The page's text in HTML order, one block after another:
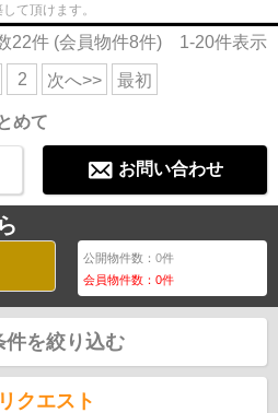
て頂けます。
22件 (会員物件8件) 1-20件表示
2 次へ>> 最初
めて
お問い合わせ
公開物件数：0件
会員物件数：0件
件を絞り込む
クエスト